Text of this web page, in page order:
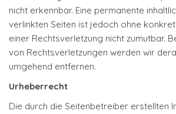
nicht erkennbar. Eine permanente
verlinkten Seiten ist jedoch ohne
einer Rechtsverletzung nicht zumutbar.
von Rechtsverletzungen werden wir
umgehend entfernen.
Urheberrecht
Die durch die Seitenbetreiber erstellten